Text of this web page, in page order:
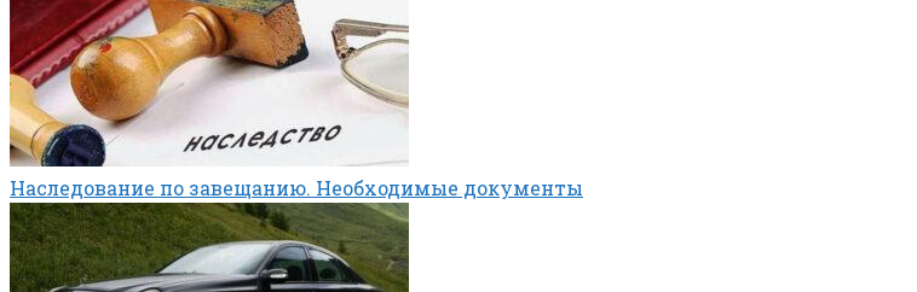
Наследование по завещанию. Необходимые документы